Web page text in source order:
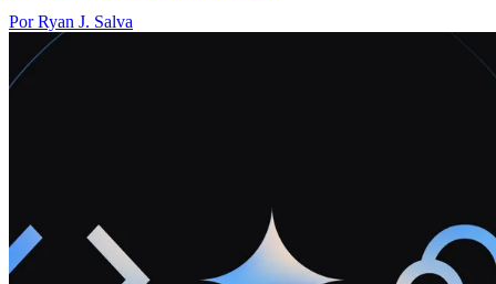
Por Ryan J. Salva